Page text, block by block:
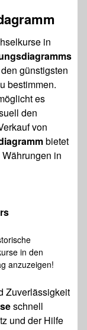
in
günstigsten
bestimmen.
es
den
von
bietet
in
in den
anzuzeigen!
Zuverlässigkeit
schnell
und der Hilfe